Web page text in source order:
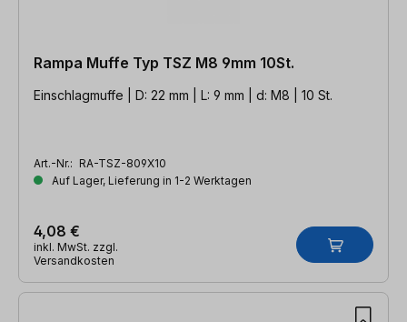
Rampa Muffe Typ TSZ M8 9mm 10St.
Einschlagmuffe | D: 22 mm | L: 9 mm | d: M8 | 10 St.
Art.-Nr.: RA-TSZ-809X10
Auf Lager, Lieferung in 1-2 Werktagen
4,08 €
inkl. MwSt. zzgl.
Versandkosten